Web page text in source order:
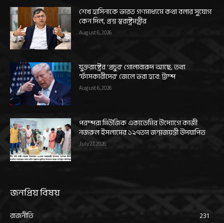
শেখ হাসিনাকে ভারত গণমাধ্যমে কথা বলার সুযোগ
কেন দিল, প্রশ্ন স্বরাষ্ট্রমন্ত্রীর
August 6, 2026
যুক্তরাষ্ট্রের ‘প্রচুর’ গোলাবারুদ আছে, তথ্য
‘ফাঁসকারীদের’ জেলে ভরা হবে: ট্রাম্প
August 6, 2026
পরম্পরা মিউজিক একাডেমির উদ্যোগে কাজী
নজরুল ইসলামের ১২৭তম জন্মজয়ন্তী উদযাপিত
July 27, 2026
জনপ্রিয় বিষয়
রাজনীতি
231